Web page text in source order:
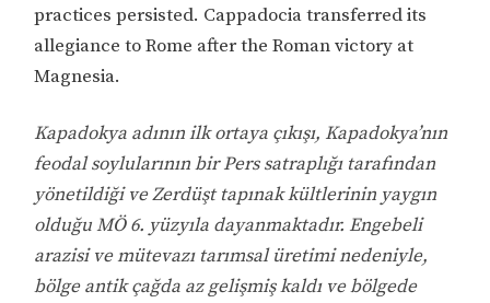
practices persisted. Cappadocia transferred its
allegiance to Rome after the Roman victory at
Magnesia.
Kapadokya adının ilk ortaya çıkışı, Kapadokya’nın
feodal soylularının bir Pers satraplığı tarafından
yönetildiği ve Zerdüşt tapınak kültlerinin yaygın
olduğu MÖ 6. yüzyıla dayanmaktadır. Engebeli
arazisi ve mütevazı tarımsal üretimi nedeniyle,
bölge antik çağda az gelişmiş kaldı ve bölgede